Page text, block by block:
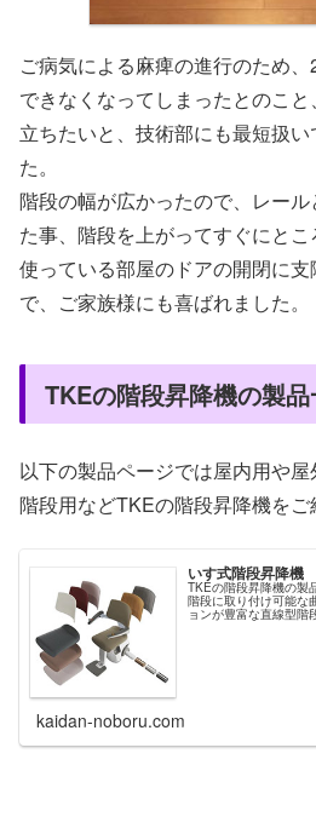
ご病気による麻痺の進行のため
できなくなってしまったとのこ
立ちたいと、技術部にも最短扱
た。
階段の幅が広かったので、レー
た事、階段を上がってすぐにと
使っている部屋のドアの開閉に
で、ご家族様にも喜ばれました。
TKEの階段昇降機の製
以下の製品ページでは屋内用や
階段用などTKEの階段昇降機をご
いす式階段昇降機
TKEの階段昇降機の製
階段に取り付け可能な
ョンが豊富な直線型階
kaidan-noboru.com